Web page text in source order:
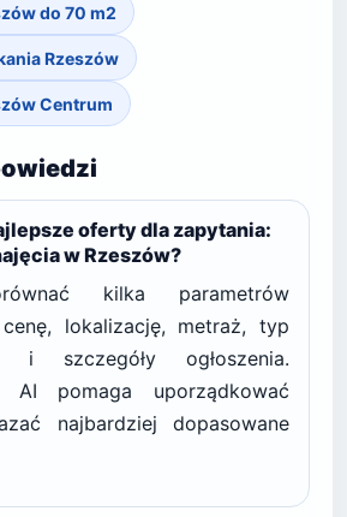
do 70 m2
Rzeszów
Centrum
oferty dla zapytania:
w Rzeszów?
kilka parametrów
cenę, lokalizację, metraż, typ
i szczegóły ogłoszenia.
AI pomaga uporządkować
najbardziej dopasowane